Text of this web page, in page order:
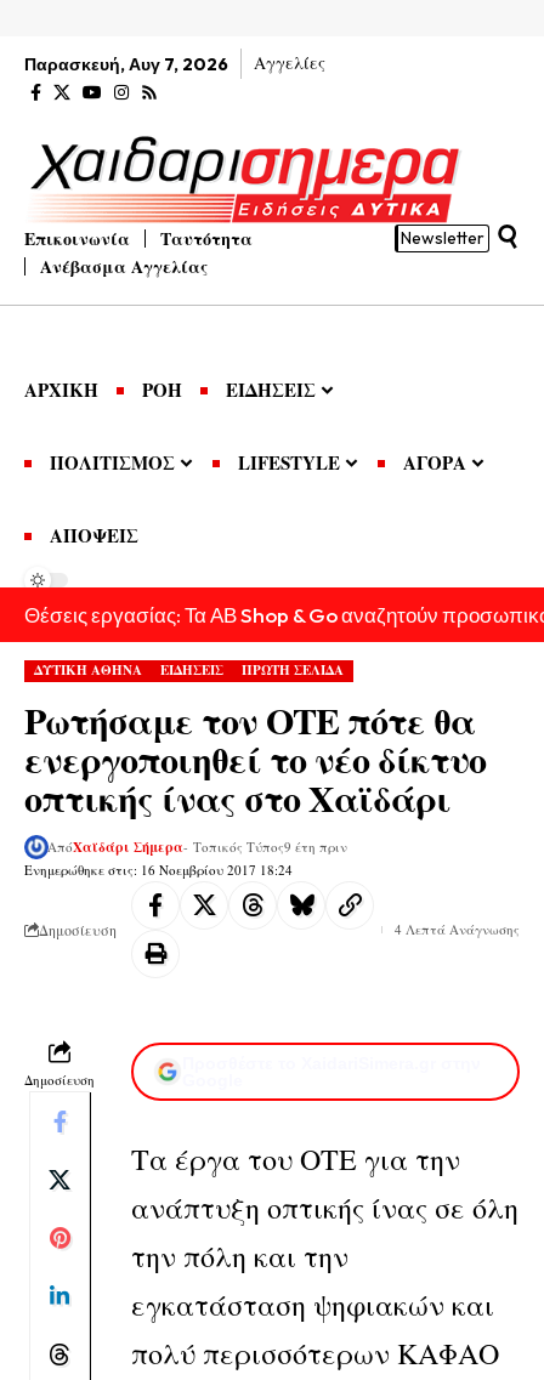
Παρασκευή, Αυγ 7, 2026 Αγγελίες
Επικοινωνία
Ταυτότητα
Ανέβασμα Αγγελίας
Newsletter
ΑΡΧΙΚΗ ΡΟΗ ΕΙΔΗΣΕΙΣ
ΠΟΛΙΤΙΣΜΟΣ LIFESTYLE ΑΓΟΡΑ
ΑΠΟΨΕΙΣ
Θέσεις εργασίας: Τα ΑΒ Shop & Go αναζητούν
ΔΥΤΙΚΗ ΑΘΗΝΑ ΕΙΔΗΣΕΙΣ ΠΡΩΤΗ ΣΕΛΙΔΑ
Ρωτήσαμε τον ΟΤΕ πότε θα
ενεργοποιηθεί το νέο δίκτυο
οπτικής ίνας στο Χαϊδάρι
Ενημερώθηκε στις: 16 Νοεμβρίου 2017 18:24
ΑπόΧαϊδάρι Σήμερα- Τοπικός Τύπος9 έτη πριν
Δημοσίευση 4 Λεπτά Ανάγνωσης
Δημοσίευση
Τα έργα του ΟΤΕ για την
ανάπτυξη οπτικής ίνας σε όλη
την πόλη και την
εγκατάσταση ψηφιακών και
πολύ περισσότερων ΚΑΦΑΟ